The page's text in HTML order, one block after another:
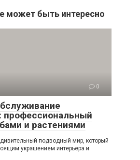
может быть интересно
0
профессиональный
и растениями
подводный мир, который
украшением интерьера и